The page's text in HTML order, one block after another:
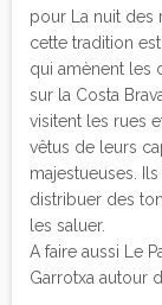
pour La nuit des
cette tradition
qui amènent les
sur la Costa
visitent les rues
vêtus de leurs
majestueuses.
distribuer des
les saluer.
A faire aussi Le
Garrotxa autour